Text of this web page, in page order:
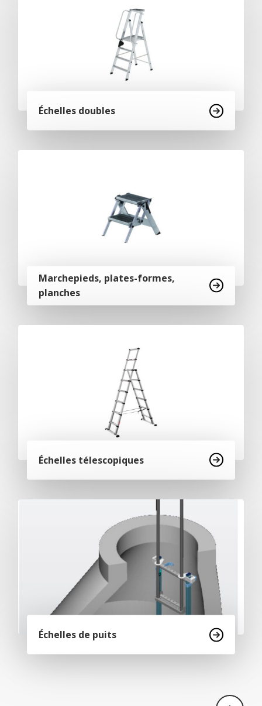
Échelles doubles
Marchepieds, plates-formes,
planches
Échelles télescopiques
Échelles de puits